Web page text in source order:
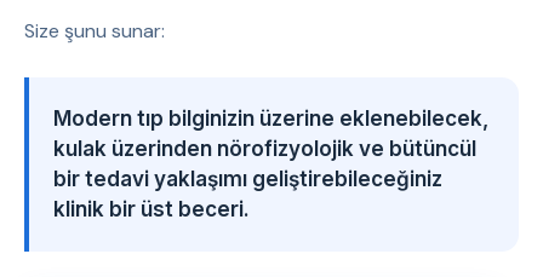
Size şunu sunar:
Modern tıp bilginizin üzerine eklenebilecek,
kulak üzerinden nörofizyolojik ve bütüncül
bir tedavi yaklaşımı geliştirebileceğiniz
klinik bir üst beceri.